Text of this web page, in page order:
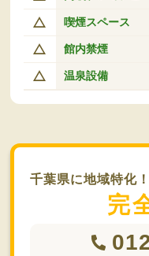
喫煙スペース
館内禁煙
温泉設備
千葉県に地域特化
完